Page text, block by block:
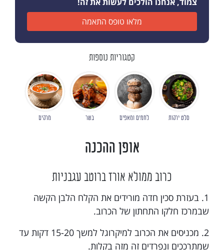
צמוד, אנחנו הולכים לעשות את זה!
מלאו טופס התאמה
קטגוריות נוספות
סלט ירקות לחמים ומאפים בשר מרקים
אופן ההכנה
כרוב ממולא אורז ברוטב עגבניות
1. בעזרת סכין חדה מורידים את הקלח הלבן הקשה
שבמרכז חלקו התחתון של הכרוב.
2. מכניסים את הכרוב למיקרוגל למשך 15-20 דקות עד
שמתרככים ונפרדים זה מזה בקלות.